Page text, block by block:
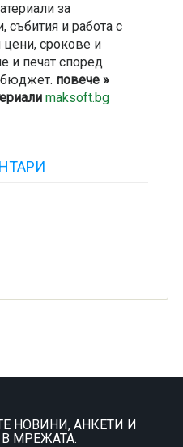
за
събития и работа с
цени, срокове и
и печат според
бюджет. повече »
maksoft.bg
НОВИНИ, АНКЕТИ И
МРЕЖАТА.